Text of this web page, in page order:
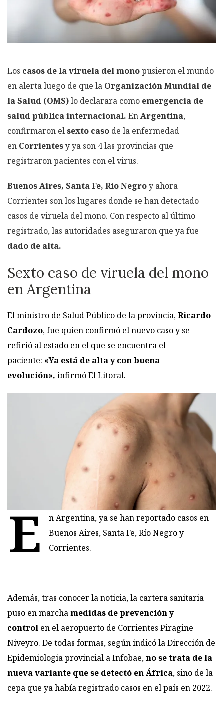
Los casos de la viruela del monopusieron el mundo
en alerta luego de que la Organización Mundial de
la Salud (OMS)lo declarara como emergencia de
salud pública internacional. EnArgentina,
confirmaron elsexto caso de la enfermedad
en Corrientesy ya son 4 las provincias que
registraron pacientes con el virus.
Buenos Aires, Santa Fe, Río Negroy ahora
Corrientes son los lugares donde se han detectado
casos de viruela del mono. Con respecto al último
registrado, las autoridades aseguraron que ya fue
dado de alta.
Sexto caso de viruela del mono
en Argentina
El ministro de Salud Público de la provincia,Ricardo
Cardozo, fue quien confirmó el nuevo caso y se
refirió al estado en el que se encuentra el
paciente: «Ya está de alta y con buena
evolución», infirmó El Litoral.
E
n Argentina, ya se han reportado casos en
Buenos Aires, Santa Fe, Río Negro y
Corrientes.
Además, tras conocer la noticia, la cartera sanitaria
puso en marchamedidas de prevención y
control en el aeropuerto de Corrientes Piragine
Niveyro. De todas formas, según indicó la Dirección de
Epidemiologia provincial a Infobae,no se trata de la
nueva variante que se detectó en África, sino de la
cepa que ya había registrado casos en el país en 2022.